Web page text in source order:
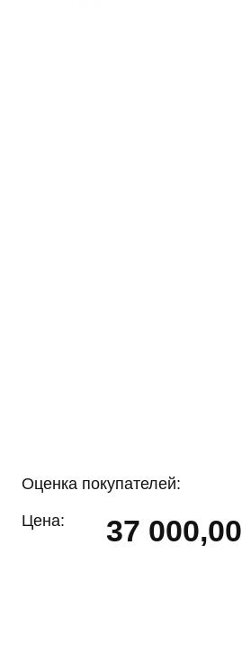
Оценка покупателей:
Цена: 37 000,00